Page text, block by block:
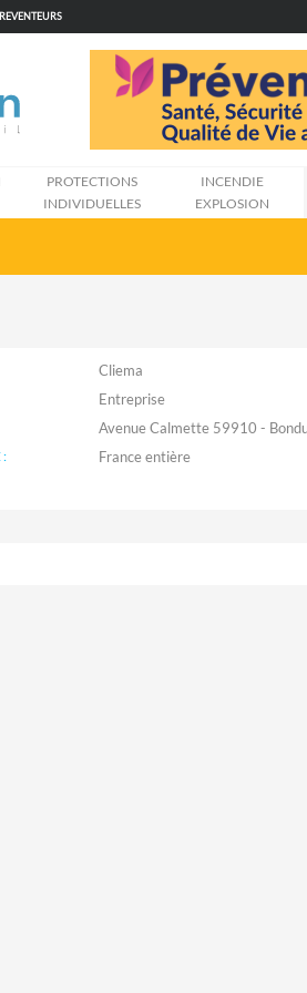
PROTECTIONS
INDIVIDUELLES
INCENDIE
EXPLOSION
Cliema
Entreprise
Avenue Calmette 59910 -
: